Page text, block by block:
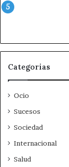
n
o
a
o
o
m
n
i
a
Categorias
Ocio
Sucesos
Sociedad
Internacional
Salud